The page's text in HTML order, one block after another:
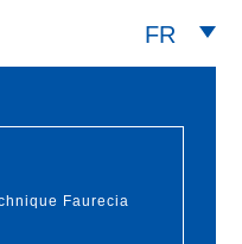
FR
Faurecia